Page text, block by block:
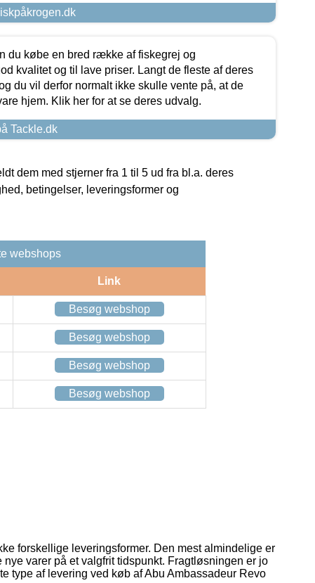
du købe en bred række af fiskegrej og
kvalitet og til lave priser. Langt de fleste af deres
du vil derfor normalt ikke skulle vente på, at de
hjem. Klik her for at se deres udvalg.
Tackle.dk
dem med stjerner fra 1 til 5 ud fra bl.a. deres
betingelser, leveringsformer og
webshops
Link
Besøg webshop
Besøg webshop
Besøg webshop
Besøg webshop
forskellige leveringsformer. Den mest almindelige er
varer på et valgfrit tidspunkt. Fragtløsningen er jo
type af levering ved køb af Abu Ambassadeur Revo